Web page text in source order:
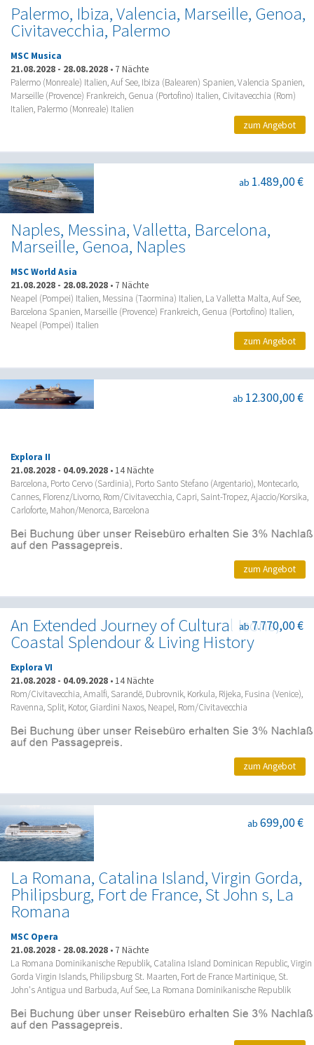
Palermo, Ibiza, Valencia, Marseille, Genoa,
Civitavecchia, Palermo
MSC Musica
21.08.2028 - 28.08.2028 • 7 Nächte
Palermo (Monreale) Italien, Auf See, Ibiza (Balearen) Spanien, Valencia Spanien,
Marseille (Provence) Frankreich, Genua (Portofino) Italien, Civitavecchia (Rom)
Italien, Palermo (Monreale) Italien
zum Angebot
Naples, Messina, Valletta, Barcelona,
Marseille, Genoa, Naples
ab 1.489,00 €
MSC World Asia
21.08.2028 - 28.08.2028 • 7 Nächte
Neapel (Pompei) Italien, Messina (Taormina) Italien, La Valletta Malta, Auf See,
Barcelona Spanien, Marseille (Provence) Frankreich, Genua (Portofino) Italien,
Neapel (Pompei) Italien
zum Angebot
ab 12.300,00 €
Explora II
21.08.2028 - 04.09.2028 • 14 Nächte
Barcelona, Porto Cervo (Sardinia), Porto Santo Stefano (Argentario), Montecarlo,
Cannes, Florenz/Livorno, Rom/Civitavecchia, Capri, Saint-Tropez, Ajaccio/Korsika,
Carloforte, Mahon/Menorca, Barcelona
zum Angebot
An Extended Journey of Cultural Icons,
Coastal Splendour & Living History
ab7.770,00 €
Explora VI
21.08.2028 - 04.09.2028 • 14 Nächte
Rom/Civitavecchia, Amalfi, Sarandë, Dubrovnik, Korkula, Rijeka, Fusina (Venice),
Ravenna, Split, Kotor, Giardini Naxos, Neapel, Rom/Civitavecchia
zum Angebot
La Romana, Catalina Island, Virgin Gorda,
Philipsburg, Fort de France, St John s, La
Romana
ab 699,00 €
MSC Opera
21.08.2028 - 28.08.2028 • 7 Nächte
La Romana Dominikanische Republik, Catalina Island Dominican Republic, Virgin
Gorda Virgin Islands, Philipsburg St. Maarten, Fort de France Martinique, St.
John's Antigua und Barbuda, Auf See, La Romana Dominikanische Republik